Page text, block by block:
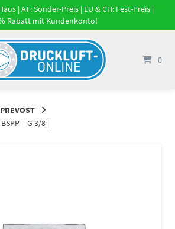
| AT: Sonder-Preis | EU & CH: Fest-Preis |
Rabatt mit Kundenkonto!
0
PREVOST
= G 3/8 |